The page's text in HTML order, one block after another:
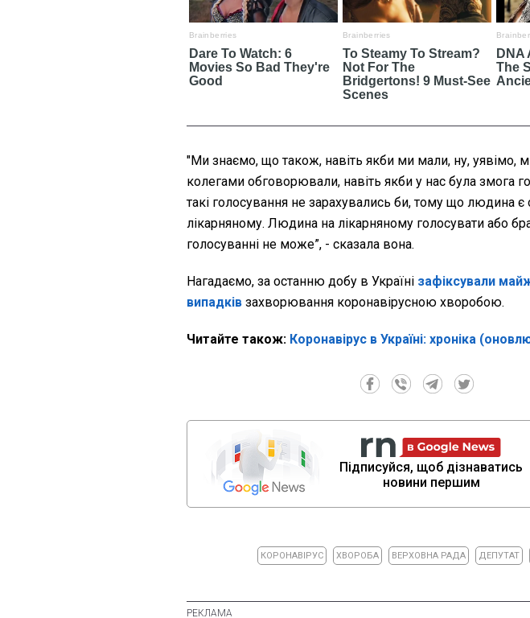
"Ми знаємо, що також, навіть якби ми мали, ну, уявімо,
колегами обговорювали, навіть якби у нас була змога
такі голосування не зарахувались би, тому що людина є
лікарняному. Людина на лікарняному голосувати або
голосуванні не може”, - сказала вона.
Нагадаємо, за останню добу в Україні зафіксували
випадків захворювання коронавірусною хворобою.
Читайте також: Коронавірус в Україні: хроніка
Підписуйся, щоб дізнаватись
новини першим
КОРОНАВІРУС ХВОРОБА ВЕРХОВНА РАДА ДЕПУТАТ